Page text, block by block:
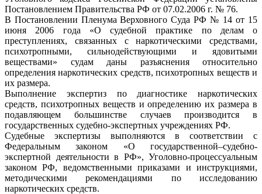
Постановлением Правительства РФ от 07.02.2006 г. № 76.
В Постановлении Пленума Верховного Суда РФ № 14 от 15
июня 2006 года «О судебной практике по делам о
преступлениях, связанных с наркотическими средствами,
психотропными, сильнодействующими и ядовитыми
веществами» судам даны разъяснения относительно
определения наркотических средств, психотропных веществ и
их размера.
Выполнение экспертиз по диагностике наркотических
средств, психотропных веществ и определению их размера в
подавляющем большинстве случаев производится в
государственных судебно-экспертных учреждениях РФ.
Судебные экспертизы выполняются в соответствии с
Федеральным законом «О государственной–судебно-
экспертной деятельности в РФ», Уголовно-процессуальным
законом РФ, ведомственными приказами и инструкциями,
методическими рекомендациями по исследованию
наркотических средств.